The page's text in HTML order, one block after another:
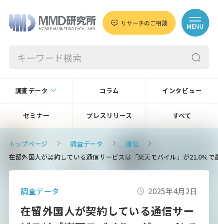
リサーチのご相談 MENU
調査データ コラム インタビュー
セミナー プレスリリース すべて
トップページ 調査データ
通信
在留外国人が契約している通信サービスは「楽天モバイル」が21.0％
調査データ 2025年4月2日
在留外国人が契約している通信サー